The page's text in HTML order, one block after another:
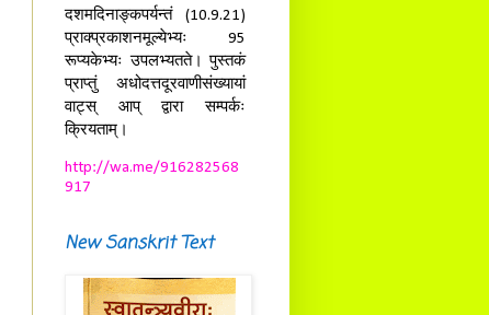
दशमदिनाङ्कपर्यन्तं (10.9.21)
प्राक्प्रकाशनमूल्येभ्यः 95
रूप्यकेभ्यः उपलभ्यतते। पुस्तकं
प्राप्तुं अधोदत्तदूरवाणीसंख्यायां
वाट्स् आप् द्वारा सम्पर्कः
क्रियताम्।
http://wa.me/916282568
917
New Sanskrit Text